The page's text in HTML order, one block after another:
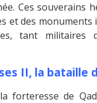
Ces souverains
et des
tant
II, la bataille
la forteresse de